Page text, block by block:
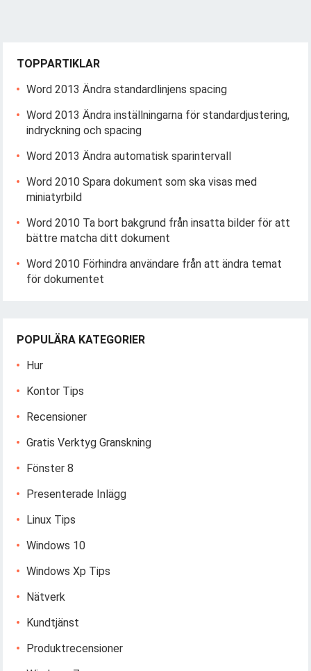
TOPPARTIKLAR
Word 2013 Ändra standardlinjens spacing
Word 2013 Ändra inställningarna för standardjustering,
indryckning och spacing
Word 2013 Ändra automatisk sparintervall
Word 2010 Spara dokument som ska visas med
miniatyrbild
Word 2010 Ta bort bakgrund från insatta bilder för att
bättre matcha ditt dokument
Word 2010 Förhindra användare från att ändra temat
för dokumentet
POPULÄRA KATEGORIER
Hur
Kontor Tips
Recensioner
Gratis Verktyg Granskning
Fönster 8
Presenterade Inlägg
Linux Tips
Windows 10
Windows Xp Tips
Nätverk
Kundtjänst
Produktrecensioner